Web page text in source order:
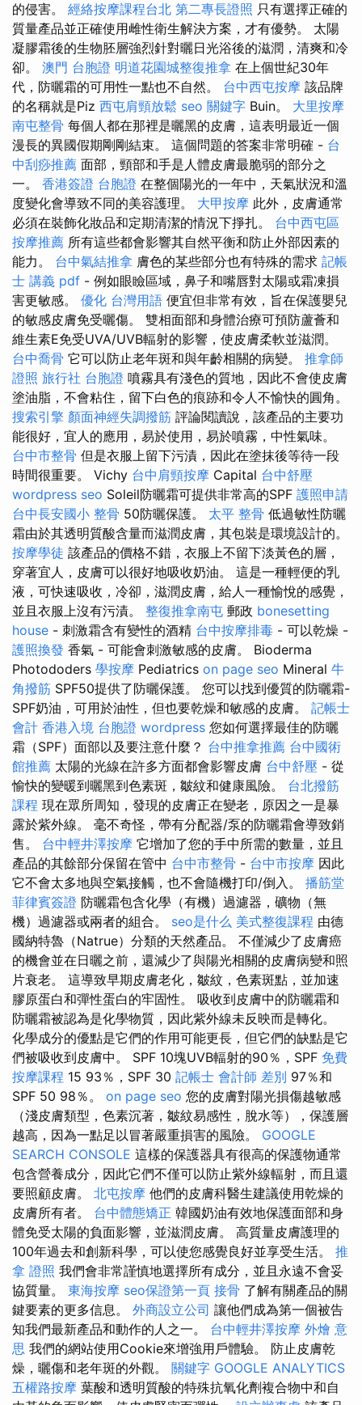
的侵害。 經絡按摩課程台北 第二專長證照 只有選擇正確的
質量產品並正確使用雌性衛生解決方案，才有優勢。 太陽
凝膠霜後的生物胚層強烈針對曬日光浴後的滋潤，清爽和冷
卻。 澳門 台胞證 明道花園城整復推拿 在上個世紀30年
代，防曬霜的可用性一點也不自然。 台中西屯按摩 該品牌
的名稱就是Piz 西屯肩頸放鬆 seo 關鍵字 Buin。 大里按摩
南屯整骨 每個人都在那裡是曬黑的皮膚，這表明最近一個
漫長的異國假期剛剛結束。 這個問題的答案非常明確 - 台
中刮痧推薦 面部，頸部和手是人體皮膚最脆弱的部分之
一。 香港簽證 台胞證 在整個陽光的一年中，天氣狀況和溫
度變化會導致不同的美容護理。 大甲按摩 此外，皮膚通常
必須在裝飾化妝品和定期清潔的情況下掙扎。 台中西屯區
按摩推薦 所有這些都會影響其自然平衡和防止外部因素的
能力。 台中氣結推拿 膚色的某些部分也有特殊的需求 記帳
士 講義 pdf - 例如眼瞼區域，鼻子和嘴唇對太陽或霜凍損
害更敏感。 優化 台灣用語 便宜但非常有效，旨在保護嬰兒
的敏感皮膚免受曬傷。 雙相面部和身體治療可預防蘆薈和
維生素E免受UVA/UVB輻射的影響，使皮膚柔軟並滋潤。
台中喬骨 它可以防止老年斑和與年齡相關的病變。 推拿師
證照 旅行社 台胞證 噴霧具有淺色的質地，因此不會使皮膚
塗油脂，不會粘住，留下白色的痕跡和令人不愉快的圓角。
搜索引擎 顏面神經失調撥筋 評論閱讀說，該產品的主要功
能很好，宜人的應用，易於使用，易於噴霧，中性氣味。
台中市整骨 但是衣服上留下污漬，因此在塗抹後等待一段
時間很重要。 Vichy 台中肩頸按摩 Capital 台中舒壓
wordpress seo Soleil防曬霜可提供非常高的SPF 護照申請
台中長安國小 整骨 50防曬保護。 太平 整骨 低過敏性防曬
霜由於其透明質酸含量而滋潤皮膚，其包裝是環境設計的。
按摩學徒 該產品的價格不錯，衣服上不留下淡黃色的層，
穿著宜人，皮膚可以很好地吸收奶油。 這是一種輕便的乳
液，可快速吸收，冷卻，滋潤皮膚，給人一種愉悅的感覺，
並且衣服上沒有污漬。 整復推拿南屯 郵政 bonesetting
house - 刺激霜含有變性的酒精 台中按摩排毒 - 可以乾燥 -
護照換發 香氣 - 可能會刺激敏感的皮膚。 Bioderma
Photododers 學按摩 Pediatrics on page seo Mineral 牛
角撥筋 SPF50提供了防曬保護。 您可以找到優質的防曬霜-
SPF奶油，可用於油性，但也要乾燥和敏感的皮膚。 記帳士
會計 香港入境 台胞證 wordpress 您如何選擇最佳的防曬
霜（SPF）面部以及要注意什麼？ 台中推拿推薦 台中國術
館推薦 太陽的光線在許多方面都會影響皮膚 台中舒壓 - 從
愉快的變暖到曬黑到色素斑，皺紋和健康風險。 台北撥筋
課程 現在眾所周知，發現的皮膚正在變老，原因之一是暴
露於紫外線。 毫不奇怪，帶有分配器/泵的防曬霜會導致銷
售。 台中輕井澤按摩 它增加了您的手中所需的數量，並且
產品的其餘部分保留在管中 台中市整骨 - 台中市按摩 因此
它不會太多地與空氣接觸，也不會隨機打印/倒入。 播筋堂
菲律賓簽證 防曬霜包含化學（有機）過濾器，礦物（無
機）過濾器或兩者的組合。 seo是什么 美式整復課程 由德
國納特魯（Natrue）分類的天然產品。 不僅減少了皮膚癌
的機會並在日曬之前，還減少了與陽光相關的皮膚病變和照
片衰老。 這導致早期皮膚老化，皺紋，色素斑點，並加速
膠原蛋白和彈性蛋白的牢固性。 吸收到皮膚中的防曬霜和
防曬霜被認為是化學物質，因此紫外線未反映而是轉化。
化學成分的優點是它們的作用可能更長，但它們的缺點是它
們被吸收到皮膚中。 SPF 10塊UVB輻射的90％，SPF 免費
按摩課程 15 93％，SPF 30 記帳士 會計師 差別 97％和
SPF 50 98％。 on page seo 您的皮膚對陽光損傷越敏感
（淺皮膚類型，色素沉著，皺紋易感性，脫水等），保護層
越高，因為一點足以冒著嚴重損害的風險。 GOOGLE
SEARCH CONSOLE 這樣的保護器具有很高的保護物通常
包含營養成分，因此它們不僅可以防止紫外線輻射，而且還
要照顧皮膚。 北屯按摩 他們的皮膚科醫生建議使用乾燥的
皮膚所有者。 台中體態矯正 韓國奶油有效地保護面部和身
體免受太陽的負面影響，並滋潤皮膚。 高質量皮膚護理的
100年過去和創新科學，可以使您感覺良好並享受生活。 推
拿 證照 我們會非常謹慎地選擇所有成分，並且永遠不會妥
協質量。 東海按摩 seo保證第一頁 接骨 了解有關產品的關
鍵要素的更多信息。 外商設立公司 讓他們成為第一個被告
知我們最新產品和動作的人之一。 台中輕井澤按摩 外燴 意
思 我們的網站使用Cookie來增強用戶體驗。 防止皮膚乾
燥，曬傷和老年斑的外觀。 關鍵字 GOOGLE ANALYTICS
五權路按摩 葉酸和透明質酸的特殊抗氧化劑複合物中和自